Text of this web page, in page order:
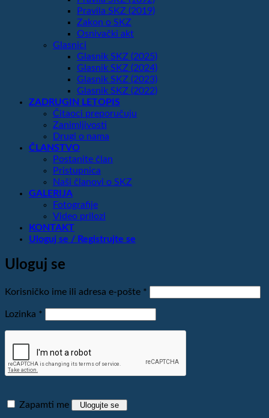
Pravila SKZ (2019)
Zakon o SKZ
Osnivački akt
Glasnici
Glasnik SKZ (2025)
Glasnik SKZ (2024)
Glasnik SKZ (2023)
Glasnik SKZ (2022)
ZADRUGIN LETOPIS
Čitaoci preporučuju
Zanimljivosti
Drugi o nama
ČLANSTVO
Postanite član
Pristupnica
Naši članovi o SKZ
GALERIJA
Fotografije
Video prilozi
KONTAKT
Uloguj se / Registrujte se
Uloguj se
Korisničko ime ili adresa e-pošte *
Lozinka *
Zapamti me Ulogujte se